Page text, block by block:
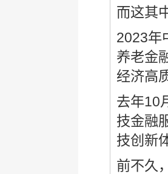
而这其
2023年
养老金
经济高
去年10
技金融
技创新
前不久